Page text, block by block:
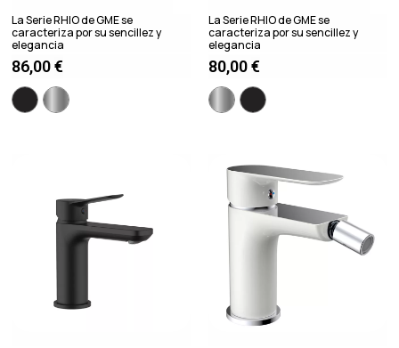
La Serie RHIO de GME se
caracteriza por su sencillez y
elegancia
86,00€
La Serie RHIO de GME se
caracteriza por su sencillez y
elegancia
80,00€